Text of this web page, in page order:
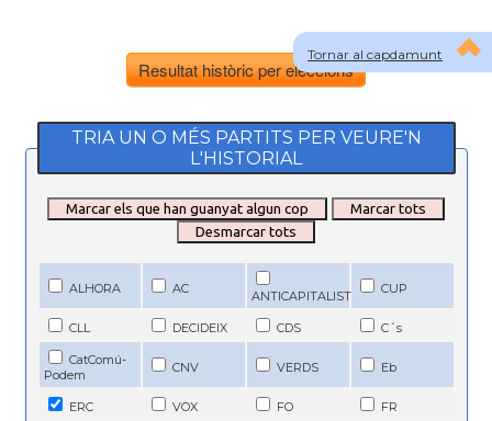
Tornar al capdamunt
Resultat històric per eleccions
TRIA UN O MÉS PARTITS PER VEURE'N
L'HISTORIAL
Marcar els que han guanyat algun cop
Marcar tots
Desmarcar tots
ALHORA AC ANTICAPITALIST CUP
CLL DECIDEIX CDS C´s
CatComú-
Podem
CNV VERDS Eb
ERC VOX FO FR